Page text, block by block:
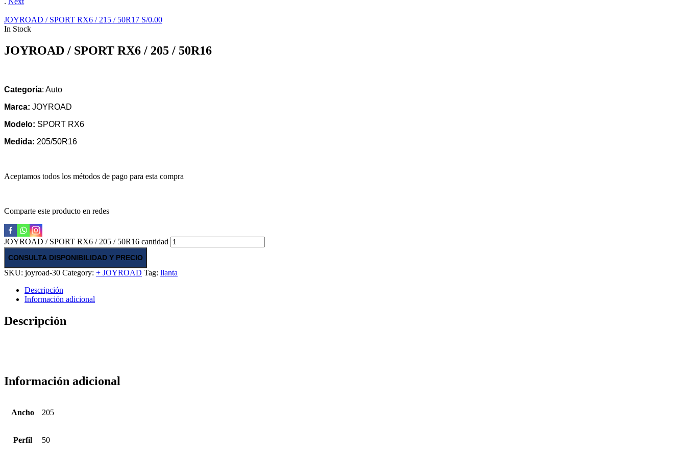
JOYROAD / SPORT RX6 / 215 / 50R17 S/0.00
In Stock
JOYROAD / SPORT RX6 / 205 / 50R16
Categoría: Auto
Marca: JOYROAD
Modelo: SPORT RX6
Medida: 205/50R16
Aceptamos todos los métodos de pago para esta compra
Comparte este producto en redes
JOYROAD / SPORT RX6 / 205 / 50R16 cantidad
CONSULTA DISPONIBILIDAD Y PRECIO
SKU: joyroad-30 Category: + JOYROAD Tag: llanta
Descripción
Información adicional
Descripción
Información adicional
Ancho 205
Perfil 50